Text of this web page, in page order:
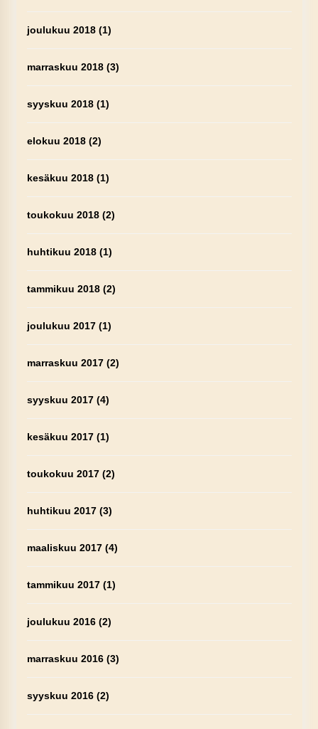
joulukuu 2018(1)
marraskuu 2018(3)
syyskuu 2018(1)
elokuu 2018(2)
kesäkuu 2018(1)
toukokuu 2018(2)
huhtikuu 2018(1)
tammikuu 2018(2)
joulukuu 2017(1)
marraskuu 2017(2)
syyskuu 2017(4)
kesäkuu 2017(1)
toukokuu 2017(2)
huhtikuu 2017(3)
maaliskuu 2017(4)
tammikuu 2017(1)
joulukuu 2016(2)
marraskuu 2016(3)
syyskuu 2016(2)